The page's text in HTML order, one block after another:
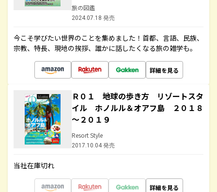
旅の図鑑
2024.07.18 発売
今こそ学びたい世界のことを集めました！首都、言語、民族、
宗教、特長、現地の挨拶、誰かに話したくなる旅の雑学も。
詳細を見る
Ｒ０１ 地球の歩き方 リゾートスタ
イル ホノルル＆オアフ島 ２０１８
～２０１９
Resort Style
2017.10.04 発売
当社在庫切れ
詳細を見る